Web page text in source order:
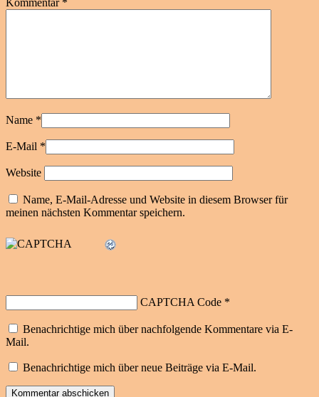
Kommentar *
Name *
E-Mail *
Website
Name, E-Mail-Adresse und Website in diesem Browser für
meinen nächsten Kommentar speichern.
CAPTCHA Code *
Benachrichtige mich über nachfolgende Kommentare via E-
Mail.
Benachrichtige mich über neue Beiträge via E-Mail.